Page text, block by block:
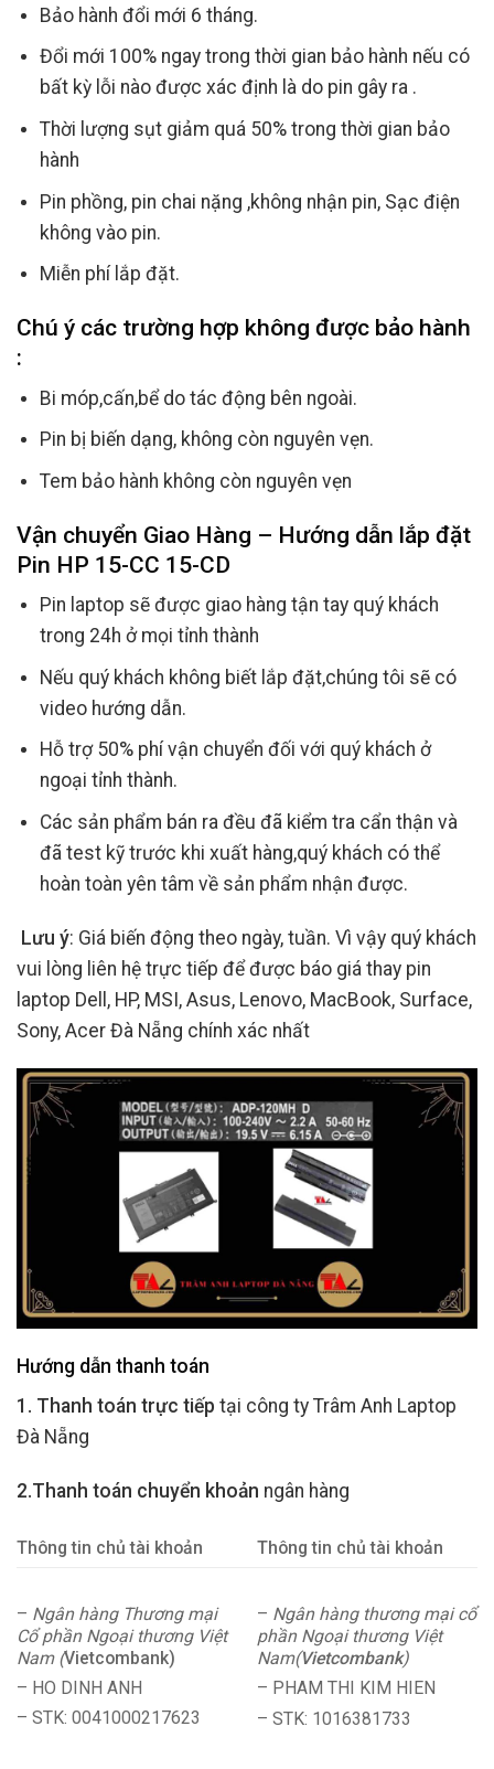
Bảo hành đổi mới 6 tháng.
Đổi mới 100% ngay trong thời gian bảo hành nếu có
bất kỳ lỗi nào được xác định là do pin gây ra .
Thời lượng sụt giảm quá 50% trong thời gian bảo
hành
Pin phồng, pin chai nặng ,không nhận pin, Sạc điện
không vào pin.
Miễn phí lắp đặt.
Chú ý các trường hợp không được bảo hành
:
Bi móp,cấn,bể do tác động bên ngoài.
Pin bị biến dạng, không còn nguyên vẹn.
Tem bảo hành không còn nguyên vẹn
Vận chuyển Giao Hàng – Hướng dẫn lắp đặt
Pin HP 15-CC 15-CD
Pin laptop sẽ được giao hàng tận tay quý khách
trong 24h ở mọi tỉnh thành
Nếu quý khách không biết lắp đặt,chúng tôi sẽ có
video hướng dẫn.
Hỗ trợ 50% phí vận chuyển đối với quý khách ở
ngoại tỉnh thành.
Các sản phẩm bán ra đều đã kiểm tra cẩn thận và
đã test kỹ trước khi xuất hàng,quý khách có thể
hoàn toàn yên tâm về sản phẩm nhận được.
Lưu ý: Giá biến động theo ngày, tuần. Vì vậy quý khách
vui lòng liên hệ trực tiếp để được báo giá thay pin
laptop Dell, HP, MSI, Asus, Lenovo, MacBook, Surface,
Sony, Acer Đà Nẵng chính xác nhất
Hướng dẫn thanh toán
1. Thanh toán trực tiếp tại công ty Trâm Anh Laptop
Đà Nẵng
2.Thanh toán chuyển khoản ngân hàng
Thông tin chủ tài khoản Thông tin chủ tài khoản
– Ngân hàng Thương mại
Cổ phần Ngoại thương Việt
Nam (Vietcombank)
– HO DINH ANH
– STK: 0041000217623
– Ngân hàng thương mại cổ
phần Ngoại thương Việt
Nam(Vietcombank)
– PHAM THI KIM HIEN
– STK: 1016381733